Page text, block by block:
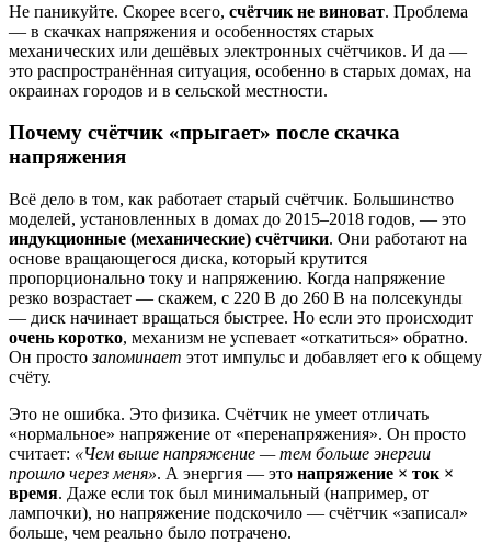
Не паникуйте. Скорее всего, счётчик не виноват. Проблема
— в скачках напряжения и особенностях старых
механических или дешёвых электронных счётчиков. И да —
это распространённая ситуация, особенно в старых домах, на
окраинах городов и в сельской местности.
Почему счётчик «прыгает» после скачка
напряжения
Всё дело в том, как работает старый счётчик. Большинство
моделей, установленных в домах до 2015–2018 годов, — это
индукционные (механические) счётчики. Они работают на
основе вращающегося диска, который крутится
пропорционально току и напряжению. Когда напряжение
резко возрастает — скажем, с 220 В до 260 В на полсекунды
— диск начинает вращаться быстрее. Но если это происходит
очень коротко, механизм не успевает «откатиться» обратно.
Он простозапоминает этот импульс и добавляет его к общему
счёту.
Это не ошибка. Это физика. Счётчик не умеет отличать
«нормальное» напряжение от «перенапряжения». Он просто
считает: «Чем выше напряжение — тем больше энергии
прошло через меня». А энергия — это напряжение × ток ×
время. Даже если ток был минимальный (например, от
лампочки), но напряжение подскочило — счётчик «записал»
больше, чем реально было потрачено.